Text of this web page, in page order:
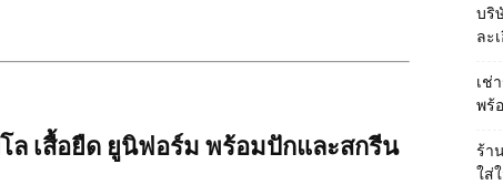
โล เสื้อยืด ยูนิฟอร์ม พร้อมปักและสกรีน
บริ
ละ
เช่
พร้
ร้า
ใส่